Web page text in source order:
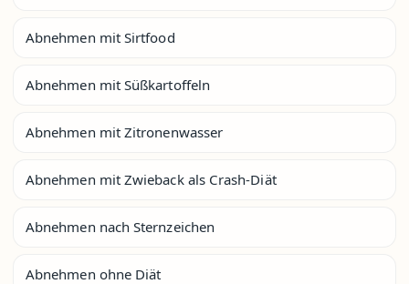
Abnehmen mit Sirtfood
Abnehmen mit Süßkartoffeln
Abnehmen mit Zitronenwasser
Abnehmen mit Zwieback als Crash-Diät
Abnehmen nach Sternzeichen
Abnehmen ohne Diät